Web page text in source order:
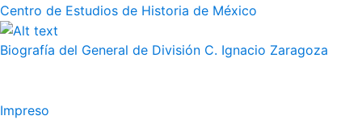
Centro de Estudios de Historia de México
Biografía del General de División C. Ignacio Zaragoza
Impreso